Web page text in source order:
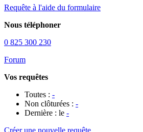
Requête à l'aide du formulaire
Nous téléphoner
0 825 300 230
Forum
Vos requêtes
Toutes : -
Non clôturées : -
Dernière : le -
Créer une nouvelle requête